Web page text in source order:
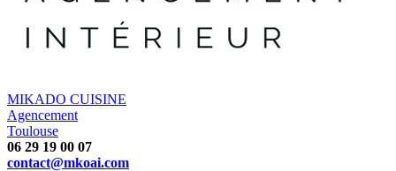
MIKADO CUISINE
Agencement
Toulouse
06 29 19 00 07
contact@mkoai.com